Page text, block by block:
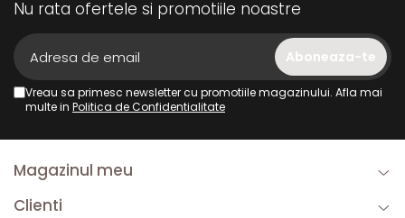
Nu rata ofertele si promotiile noastre
Vreau sa primesc newsletter cu promotiile magazinului. Afla mai
multe in Politica de Confidentialitate
Magazinul meu
Clienti